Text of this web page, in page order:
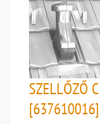
SZELLŐZŐ
[637610016]